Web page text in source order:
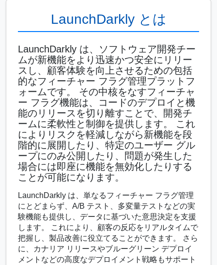
LaunchDarkly とは
LaunchDarkly は、ソフトウェア開発チー
ムが新機能をより迅速かつ安全にリリー
スし、顧客体験を向上させるための包括
的なフィーチャー フラグ管理プラットフ
ォームです。 その中核をなすフィーチャ
ー フラグ機能は、コードのデプロイと機
能のリリースを切り離すことで、開発チ
ームに柔軟性と制御を提供します。 これ
によりリスクを軽減しながら新機能を段
階的に展開したり、特定のユーザー グル
ープにのみ公開したり、問題が発生した
場合には即座に機能を無効化したりする
ことが可能になります。
LaunchDarkly は、単なるフィーチャー フラグ管理
にとどまらず、A/B テスト、多変量テストなどの実
験機能も提供し、データに基づいた意思決定を支援
します。 これにより、顧客の反応をリアルタイムで
把握し、製品改善に役立てることができます。 さら
に、カナリア リリースやブルーグリーン デプロイ
メントなどの高度なデプロイメント戦略もサポート